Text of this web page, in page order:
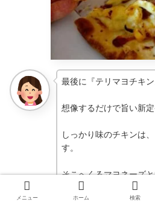
最後に『テリマヨチキ
想像するだけで旨い新定
しっかり味のチキンは
す。
そこへくるマヨネーズ
メニュー ホーム 検索